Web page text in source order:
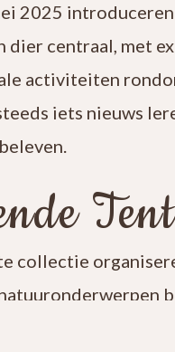
2025
dier centraal, met
activiteiten
iets nieuws
collectie